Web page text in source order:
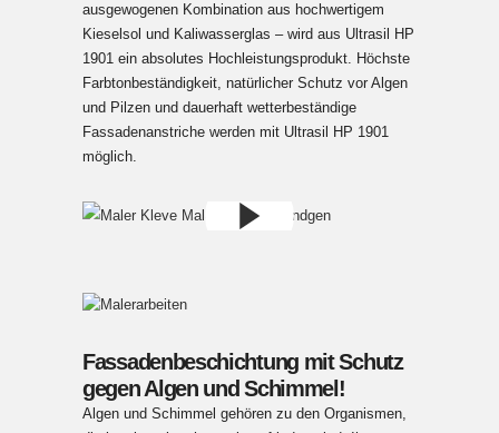
ausgewogenen Kombination aus hochwertigem
Kieselsol und Kaliwasserglas – wird aus Ultrasil HP
1901 ein absolutes Hochleistungsprodukt. Höchste
Farbtonbeständigkeit, natürlicher Schutz vor Algen
und Pilzen und dauerhaft wetterbeständige
Fassadenanstriche werden mit Ultrasil HP 1901
möglich.
Fassadenbeschichtung mit Schutz
gegen Algen und Schimmel!
Algen und Schimmel gehören zu den Organismen,